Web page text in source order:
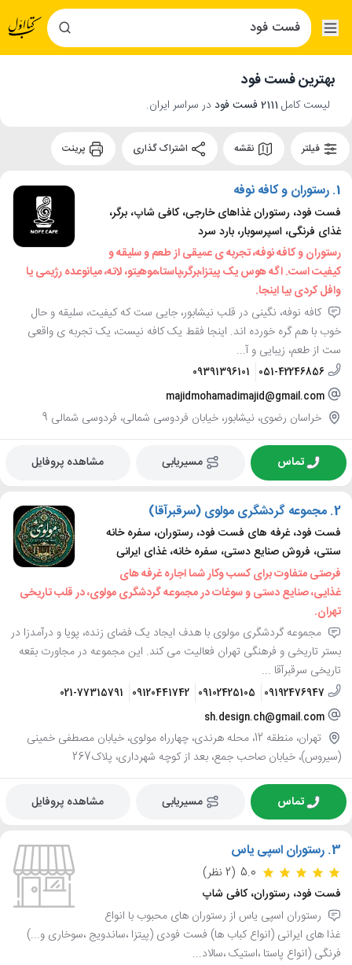
بهترین فست فود
لیست کامل 2111 فست فود در سراسر ایران.
فیلتر نقشه
1. رستوران و کافه نوفه
فست فود، رستوران غذاهای خارجی، کافی شاپ، برگر،
غذای فرنگی، اسپرسوبار، بارد سرد
رستوران و کافه نوفه، تجربه ی عمیقی از طعم و سلیقه و
کیفیت است. اگه هوس یک پیتزا،برگر،پاستا،موهیتو، لاته، میانوعده رژیمی یا
وافل کردی بیا اینجا.
کافه نوفه، نگینی در قلب نیشابور، جایی ست که کیفیت، سلیقه و حال
خوب با هم گره خورده اند. اینجا فقط یک کافه نیست، یک تجربه ی واقعی
ست از طعم، زیبایی و آ...
051-42246856
09391396101
majidmohamadimajid@gmail.com
خراسان رضوی، نیشابور، خیابان فردوسی شمالی، فردوسی شمالی 9
تماس مسیریابی مشاهده پروفایل
2. مجموعه گردشگری مولوی (سرقبرآقا)
فست فود، غرفه های فست فود، رستوران، سفره خانه
سنتی، فروش صنایع دستی، سفره خانه، غذای ایرانی
فرصتی متفاوت برای کسب وکار شما اجاره غرفه های
غذایی، صنایع دستی و سوغات در مجموعه گردشگری مولوی، در قلب تاریخی
تهران.
مجموعه گردشگری مولوی با هدف ایجاد یک فضای زنده، پویا و درآمدزا در
بستر تاریخی و فرهنگی تهران فعالیت می کند. این مجموعه در مجاورت بقعه
تاریخی سرقبرآقا ...
09192476947
09102425105
09120441742
021-77315791
sh.design.ch@gmail.com
تهران، منطقه 12، محله هرندی، چهارراه مولوی، خیابان مصطفی خمینی
(سیروس)، خیابان صاحب جمع، بعد از کوچه شهرداری، پلاک267
تماس مسیریابی مشاهده پروفایل
3. رستوران اسپی یاس
5.0 (2 نظر)
فست فود، رستوران، کافی شاپ
رستوران اسپی یاس از رستوران های محبوب با انواع
غذا های ایرانی (انواع کباب ها) فست فودی (پیتزا ،ساندویج ،سوخاری و...)
فرنگی (انواع پاستا ،استیک ،سالاد...